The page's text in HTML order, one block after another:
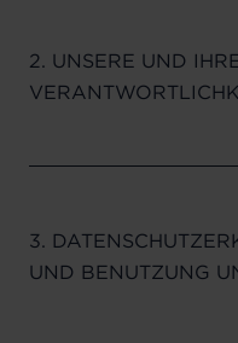
2. UNSERE UND
3.
UND BENUTZUNG